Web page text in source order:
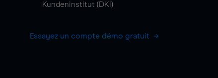
Kundeninstitut (DKI)
Essayez un compte démo gratuit